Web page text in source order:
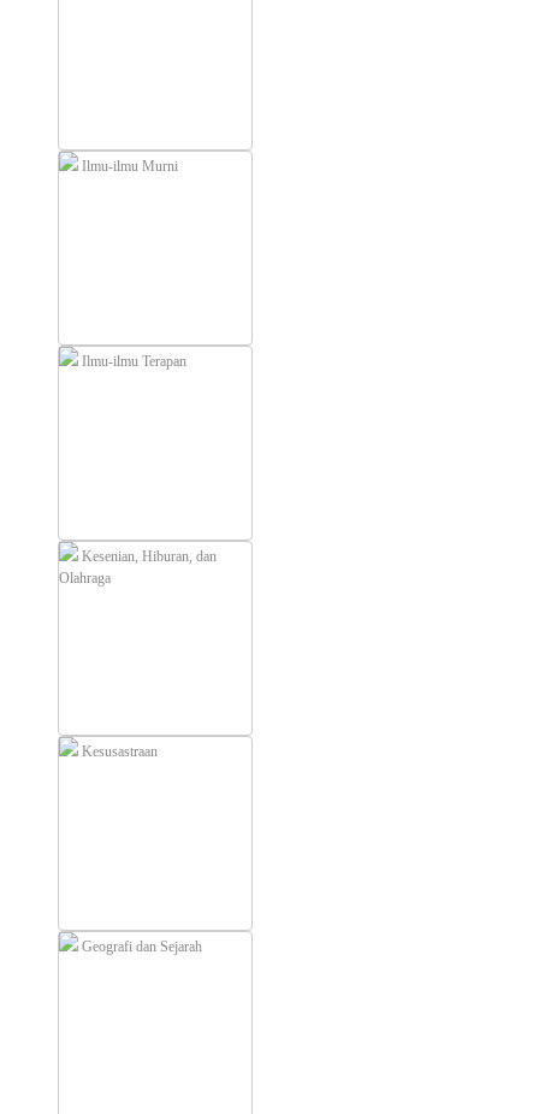
Ilmu-ilmu Murni
Ilmu-ilmu Terapan
Kesenian, Hiburan, dan
Olahraga
Kesusastraan
Geografi dan Sejarah